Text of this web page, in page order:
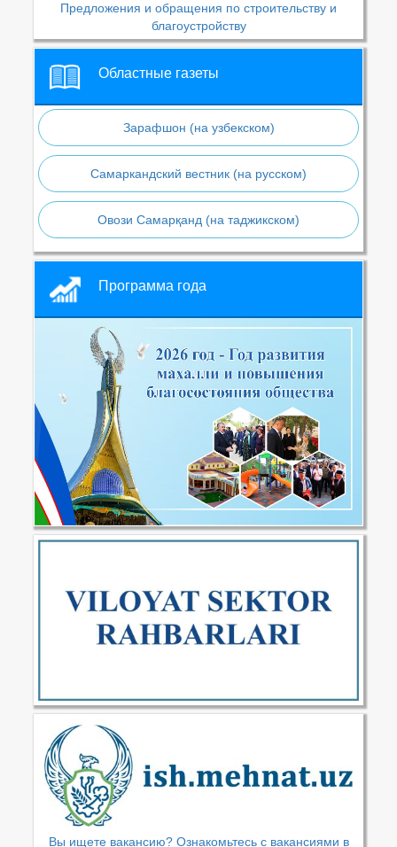
Предложения и обращения по строительству и
благоустройству
Областные газеты
Зарафшон (на узбекском)
Самаркандский вестник (на русском)
Овози Самарқанд (на таджикском)
Программа года
Вы ищете вакансию? Ознакомьтесь с вакансиями в